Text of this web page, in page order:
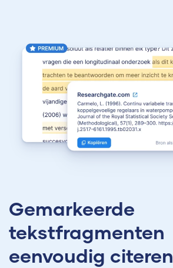
Gemarkeerde
tekstfragmenten
eenvoudig citeren